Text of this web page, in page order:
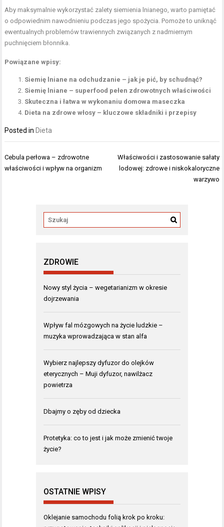
Aby maksymalnie wykorzystać zalety siemienia lnianego, warto pamiętać
o odpowiednim nawodnieniu podczas jego spożycia. Pomoże to uniknąć
ewentualnych problemów trawiennych związanych z nadmiernym
puchnięciem błonnika.
Powiązane wpisy:
Siemię lniane na odchudzanie – jak je pić, by schudnąć?
Siemię lniane – superfood pełen zdrowotnych właściwości
Skuteczna i łatwa w wykonaniu domowa maseczka
Dieta na zdrowe włosy – kluczowe składniki i przepisy
Posted in Dieta
Nawigacja
wpisu
Cebula perłowa – zdrowotne
właściwości i wpływ na organizm
Właściwości i zastosowanie sałaty
lodowej: zdrowe i niskokaloryczne
warzywo
ZDROWIE
Nowy styl życia – wegetarianizm w okresie
dojrzewania
Wpływ fal mózgowych na życie ludzkie –
muzyka wprowadzająca w stan alfa
Wybierz najlepszy dyfuzor do olejków
eterycznych – Muji dyfuzor, nawilżacz
powietrza
Dbajmy o zęby od dziecka
Protetyka: co to jest i jak może zmienić twoje
życie?
OSTATNIE WPISY
Oklejanie samochodu folią krok po kroku: